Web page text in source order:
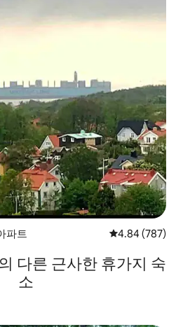
파트 평점 4.84점(5
4.84 (787)
다른 근사한 휴가지 숙
소